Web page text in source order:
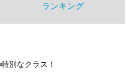
ランキング
別なクラス！